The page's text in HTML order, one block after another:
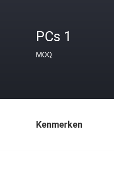
PCs 1
MOQ
Kenmerken